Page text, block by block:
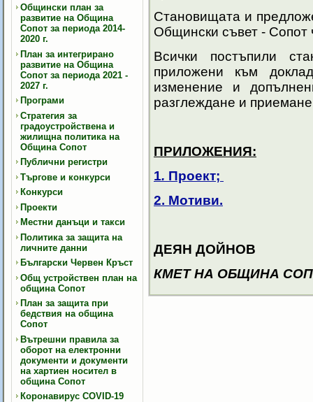
Общински план за
развитие на Община
Сопот за периода 2014-
2020 г.
План за интегрирано
развитие на Община
Сопот за периода 2021 -
2027 г.
Програми
Стратегия за
градоустройствена и
жилищна политика на
Община Сопот
Публични регистри
Търгове и конкурси
Конкурси
Проекти
Местни данъци и такси
Политика за защита на
личните данни
Български Червен Кръст
Общ устройствен план на
община Сопот
План за защита при
бедствия на община
Сопот
Вътрешни правила за
оборот на електронни
документи и документи
на хартиен носител в
община Сопот
Коронавирус COVID-19
Становищата и
Общински съвет - Сопот
Всички постъпили
приложени към
изменение и
разглеждане и
ПРИЛОЖЕНИЯ:
1. Проект;
2. Мотиви.
ДЕЯН ДОЙНОВ
КМЕТ НА ОБЩИНА